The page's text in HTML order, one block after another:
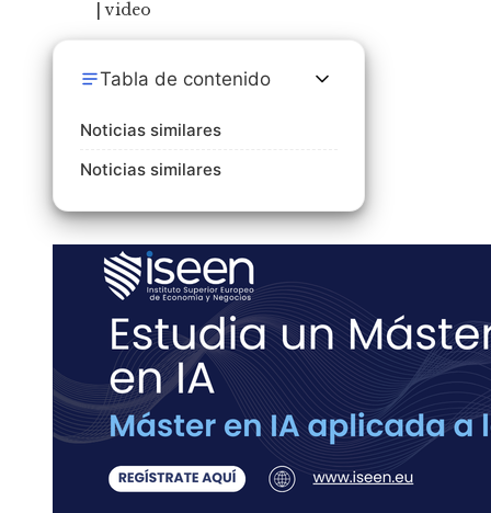
Tabla de contenido
Noticias similares
Noticias similares